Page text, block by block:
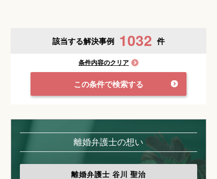
該当する解決事例 1032 件
条件内容のクリア
この条件で検索する
離婚弁護士の想い
離婚弁護士 谷川 聖治